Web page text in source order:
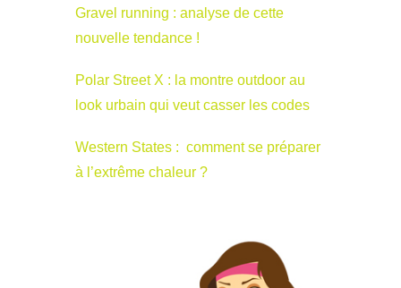
Gravel running : analyse de cette
nouvelle tendance !
Polar Street X : la montre outdoor au
look urbain qui veut casser les codes
Western States : comment se préparer
à l’extrême chaleur ?